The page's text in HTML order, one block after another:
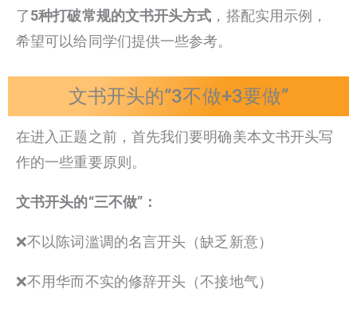
了5种打破常规的文书开头方式 ，搭配实用示例，
希望可以给同学们提供一些参考。
文书开头的“3不做+3要做”
在进入正题之前，首先我们要明确美本文书开头写
作的一些重要原则。
文书开头的“三不做”：
❌不以陈词滥调的名言开头（缺乏新意）
❌不用华而不实的修辞开头（不接地气）